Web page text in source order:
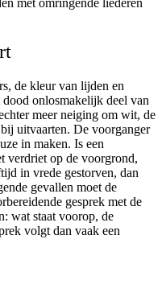
de kleur van lijden en
onlosmakelijk deel van
meer neiging om wit, de
uitvaarten. De voorganger
in maken. Is een
verdriet op de voorgrond,
in vrede gestorven, dan
gevallen moet de
gesprek met de
wat staat voorop, de
volgt dan vaak een